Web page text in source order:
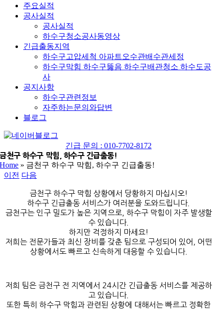
주요실적
공사실적
공사실적
하수구청소공사동영상
긴급출동지역
하수구고압세척 아파트오수관배수관세정
하수구막힘 하수구뚫음 하수구배관청소 하수도공
사
공지사항
하수구관련정보
자주하는문의와답변
블로그
네
버
블
로
긴급 문의 : 010-7702-8172
금천구 하수구 막힘, 하수구 긴급출동!
Home » 금천구 하수구 막힘, 하수구 긴급출동!
이전 다음
금천구 하수구 막힘 상황에서 당황하지 마십시오!
하수구 긴급출동 서비스가 여러분을 도와드립니다.
금천구는 인구 밀도가 높은 지역으로, 하수구 막힘이 자주 발생할
수 있습니다.
하지만 걱정하지 마세요!
저희는 전문가들과 최신 장비를 갖춘 팀으로 구성되어 있어, 어떤
상황에서도 빠르고 신속하게 대응할 수 있습니다.
저희 팀은 금천구 전 지역에서 24시간 긴급출동 서비스를 제공하
고 있습니다.
또한 특히 하수구 막힘과 관련된 상황에 대해서는 빠르고 정확한